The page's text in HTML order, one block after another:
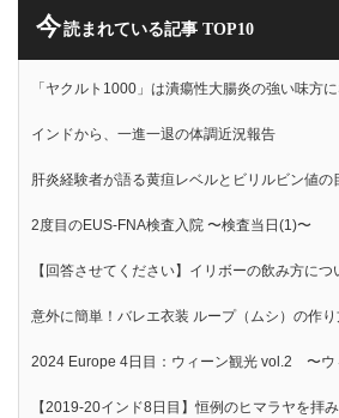
今読まれている記事 TOP10
「ヤクルト1000」は潰瘍性大腸炎の強い味方に
インドから、一進一退の体調近況報告
肝炎経験者が語る黄疸レベルとビリルビン値の
2度目のEUS-FNA検査入院 〜検査当日(1)〜
【回答させてください】イリボーの飲み方につ
意外に簡単！バレエ衣装 ループ（ムシ）の作
2024 Europe 4日目：ウィーン観光 vol.2 〜ウ
【2019-20インド8日目】恒例のヒマラヤを拝